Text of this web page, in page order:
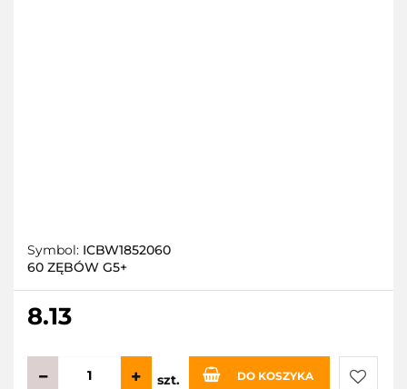
Symbol: ICBW1852060
60 ZĘBÓW G5+
8.13
szt. DO KOSZYKA